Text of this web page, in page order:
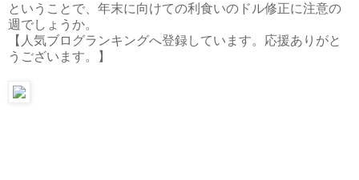
ということで、年末に向けての利食いのドル修正に注意の
週でしょうか。
【人気ブログランキングへ登録しています。応援ありがと
うございます。】